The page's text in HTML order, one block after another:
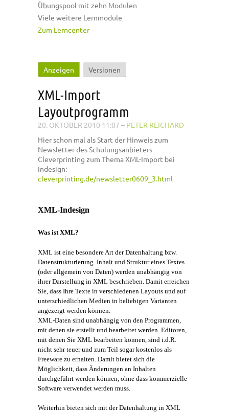
Übungspool mit zehn Modulen
Viele weitere Lernmodule
Zum Lerncenter
Haupt-Reiter
Anzeigen (aktiver Reiter)
Versionen
XML-Import
Layoutprogramm
20. OKTOBER 2010 11:07 – PETER REICHARD
Hier schon mal als Start der Hinweis zum
Newsletter des Schulungsanbieters
Cleverprinting zum Thema XML-Import bei
Indesign:
cleverprinting.de/newsletter0609_3.html
XML-Indesign
Was ist XML?
XML ist eine besondere Art der Datenhaltung bzw.
Datenstrukturierung. Inhalt und Struktur eines Textes
(oder allgemein von Daten) werden unabhängig von
ihrer Darstellung in XML beschrieben. Damit erreichen
Sie, dass Ihre Texte in verschiedenen Layouts und auf
unterschiedlichen Medien in beliebigen Varianten
angezeigt werden können.
XML-Daten sind unabhängig von den Programmen,
mit denen sie erstellt und bearbeitet werden. Editoren,
mit denen Sie XML bearbeiten können, sind i.d.R.
nicht sehr teuer und zum Teil sogar kostenlos als
Freeware zu erhalten. Damit bietet sich die
Möglichkeit, dass Änderungen an Inhalten
durchgeführt werden können, ohne dass kommerzielle
Software verwendet werden muss.
Weiterhin bieten sich mit der Datenhaltung in XML